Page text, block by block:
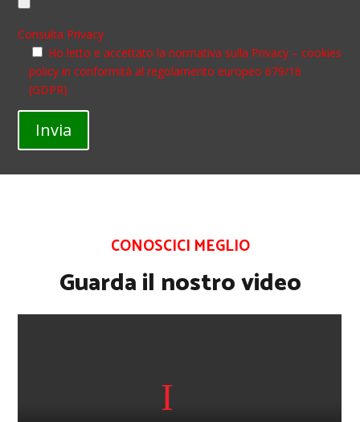
Consulta Privacy
Ho letto e accettato la normativa sulla Privacy – cookies
policy in conformità al regolamento europeo 679/16
(GDPR)
Invia
CONOSCICI MEGLIO
Guarda il nostro video